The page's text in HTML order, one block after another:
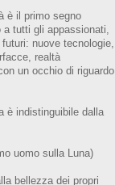
è il primo segno
a tutti gli appassionati,
nuove tecnologie,
realtà
un occhio di riguardo
è indistinguibile dalla
uomo sulla Luna)
bellezza dei propri